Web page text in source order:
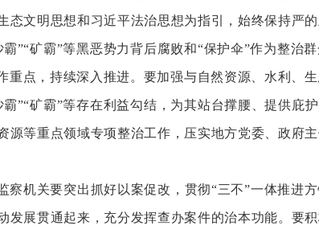
态文明思想和习近平法治思想为指引，始终保持严
”“矿霸”等黑恶势力背后腐败和“保护伞”作为整治
重点，持续深入推进。要加强与自然资源、水利、
”“矿霸”等存在利益勾结，为其站台撑腰、提供庇
源等重点领域专项整治工作，压实地方党委、政府
察机关要突出抓好以案促改，贯彻“三不”一体推进
发展贯通起来，充分发挥查办案件的治本功能。要